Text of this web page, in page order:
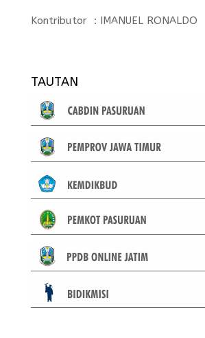
Kontributor : IMANUEL RONALDO
TAUTAN